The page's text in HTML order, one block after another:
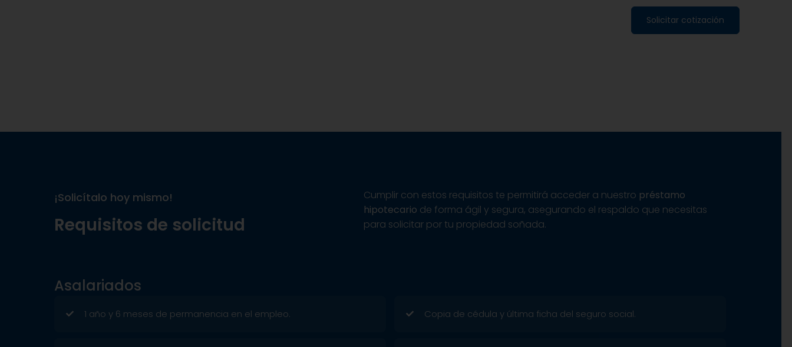
Solicitar cotización
¡Solicítalo hoy mismo!
Requisitos de solicitud
Cumplir con estos requisitos te permitirá acceder a nuestro préstamo
hipotecario de forma ágil y segura, asegurando el respaldo que necesitas
para solicitar por tu propiedad soñada.
Asalariados
1 año y 6 meses de permanencia en el empleo. Copia de cédula y última ficha del seguro social.